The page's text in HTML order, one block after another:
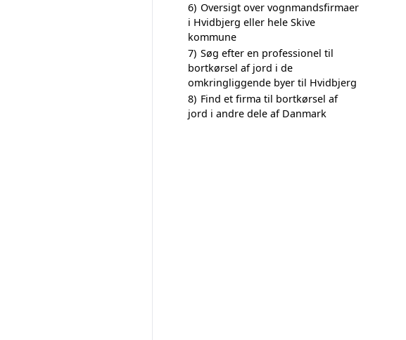
6) Oversigt over vognmandsfirmaer
i Hvidbjerg eller hele Skive
kommune
7) Søg efter en professionel til
bortkørsel af jord i de
omkringliggende byer til Hvidbjerg
8) Find et firma til bortkørsel af
jord i andre dele af Danmark